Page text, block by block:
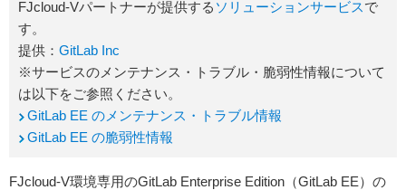
FJcloud-Vパートナーが提供する ソリューションサービスで
す。
提供： GitLab Inc
※サービスのメンテナンス・トラブル・脆弱性情報について
は以下をご参照ください。
GitLab EE のメンテナンス・トラブル情報
GitLab EE の脆弱性情報
FJcloud-V環境専用のGitLab Enterprise Edition（GitLab EE）の